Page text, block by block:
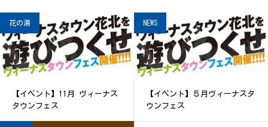
花の湯
【イベント】11月 ヴィーナス
タウンフェス
NEWS
【イベント】５月ヴィーナスタ
ウンフェス